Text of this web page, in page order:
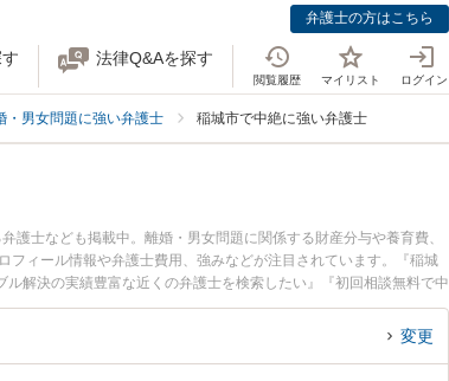
弁護士の方はこちら
法律Q&Aを探す
閲覧履歴 マイリスト ログイン
・男女問題に強い弁護士 稲城市で中絶に強い弁護士
士なども掲載中。離婚・男女問題に関係する財産分与や養育費、
ィール情報や弁護士費用、強みなどが注目されています。『稲城
解決の実績豊富な近くの弁護士を検索したい』『初回相談無料で中
。
変更